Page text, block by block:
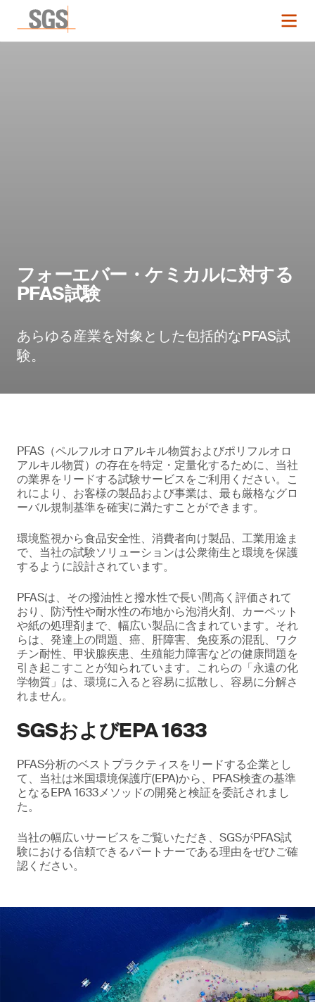
フォーエバー・ケミカルに対する
PFAS試験
あらゆる産業を対象とした包括的なPFAS試
験。
PFAS（ペルフルオロアルキル物質およびポリフルオロ
アルキル物質）の存在を特定・定量化するために、当社
の業界をリードする試験サービスをご利用ください。こ
れにより、お客様の製品および事業は、最も厳格なグロ
ーバル規制基準を確実に満たすことができます。
環境監視から食品安全性、消費者向け製品、工業用途ま
で、当社の試験ソリューションは公衆衛生と環境を保護
するように設計されています。
PFASは、その撥油性と撥水性で長い間高く評価されて
おり、防汚性や耐水性の布地から泡消火剤、カーペット
や紙の処理剤まで、幅広い製品に含まれています。それ
らは、発達上の問題、癌、肝障害、免疫系の混乱、ワク
チン耐性、甲状腺疾患、生殖能力障害などの健康問題を
引き起こすことが知られています。これらの「永遠の化
学物質」は、環境に入ると容易に拡散し、容易に分解さ
れません。
SGSおよびEPA 1633
PFAS分析のベストプラクティスをリードする企業とし
て、当社は米国環境保護庁(EPA)から、PFAS検査の基準
となるEPA 1633メソッドの開発と検証を委託されまし
た。
当社の幅広いサービスをご覧いただき、SGSがPFAS試
験における信頼できるパートナーである理由をぜひご確
認ください。